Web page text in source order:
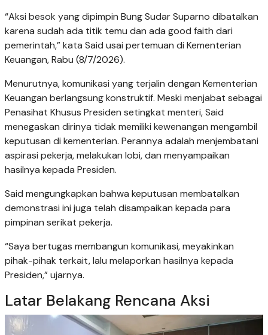
“Aksi besok yang dipimpin Bung Sudar Suparno dibatalkan
karena sudah ada titik temu dan ada good faith dari
pemerintah,” kata Said usai pertemuan di Kementerian
Keuangan, Rabu (8/7/2026).
Menurutnya, komunikasi yang terjalin dengan Kementerian
Keuangan berlangsung konstruktif. Meski menjabat sebagai
Penasihat Khusus Presiden setingkat menteri, Said
menegaskan dirinya tidak memiliki kewenangan mengambil
keputusan di kementerian. Perannya adalah menjembatani
aspirasi pekerja, melakukan lobi, dan menyampaikan
hasilnya kepada Presiden.
Said mengungkapkan bahwa keputusan membatalkan
demonstrasi ini juga telah disampaikan kepada para
pimpinan serikat pekerja.
“Saya bertugas membangun komunikasi, meyakinkan
pihak-pihak terkait, lalu melaporkan hasilnya kepada
Presiden,” ujarnya.
Latar Belakang Rencana Aksi